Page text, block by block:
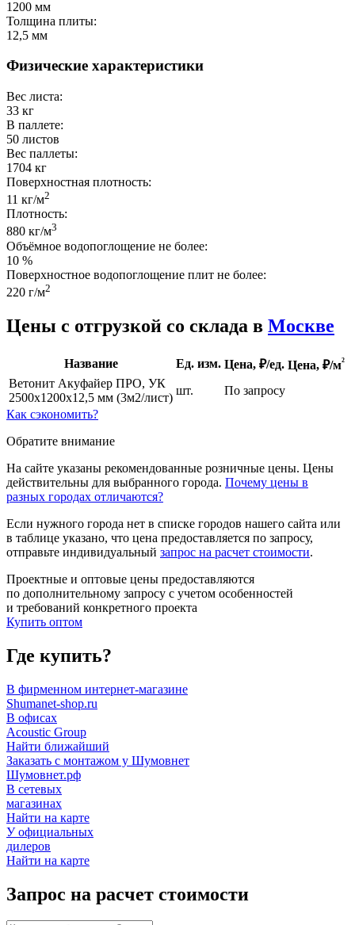
1200 мм
Толщина плиты:
12,5 мм
Физические характеристики
Вес листа:
33 кг
В паллете:
50 листов
Вес паллеты:
1704 кг
Поверхностная плотность:
11 кг/м2
Плотность:
880 кг/м3
Объёмное водопоглощение не более:
10 %
Поверхностное водопоглощение плит не более:
220 г/м2
Цены с отгрузкой со склада в Москве
Название Ед. изм. Цена, ₽/ед. Цена, ₽/м²
Ветонит Акуфайер ПРО, УК
2500х1200х12,5 мм (3м2/лист)
шт.
По запросу
Как сэкономить?
Обратите внимание
На сайте указаны рекомендованные розничные цены. Цены
действительны для выбранного города. Почему цены в
разных городах отличаются?
Если нужного города нет в списке городов нашего сайта или
в таблице указано, что цена предоставляется по запросу,
отправьте индивидуальный запрос на расчет стоимости.
Проектные и оптовые цены предоставляются
по дополнительному запросу с учетом особенностей
и требований конкретного проекта
Купить оптом
Где купить?
В фирменном интернет-магазине
Shumanet-shop.ru
В офисах
Acoustic Group
Найти ближайший
Заказать с монтажом у Шумовнет
Шумовнет.рф
В сетевых
магазинах
Найти на карте
У официальных
дилеров
Найти на карте
Запрос на расчет стоимости